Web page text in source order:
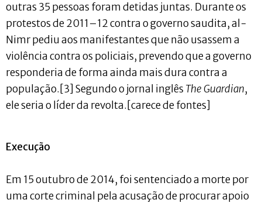
outras 35 pessoas foram detidas juntas. Durante os
protestos de 2011–12 contra o governo saudita, al-
Nimr pediu aos manifestantes que não usassem a
violência contra os policiais, prevendo que a governo
responderia de forma ainda mais dura contra a
população.[3] Segundo o jornal inglês The Guardian,
ele seria o líder da revolta.[carece de fontes]
Execução
Em 15 outubro de 2014, foi sentenciado a morte por
uma corte criminal pela acusação de procurar apoio